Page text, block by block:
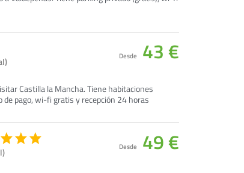
Castilla la Mancha. Tiene habitaciones
pago, wi-fi gratis y recepción 24 horas
Desde 43 €
Desde 49 €